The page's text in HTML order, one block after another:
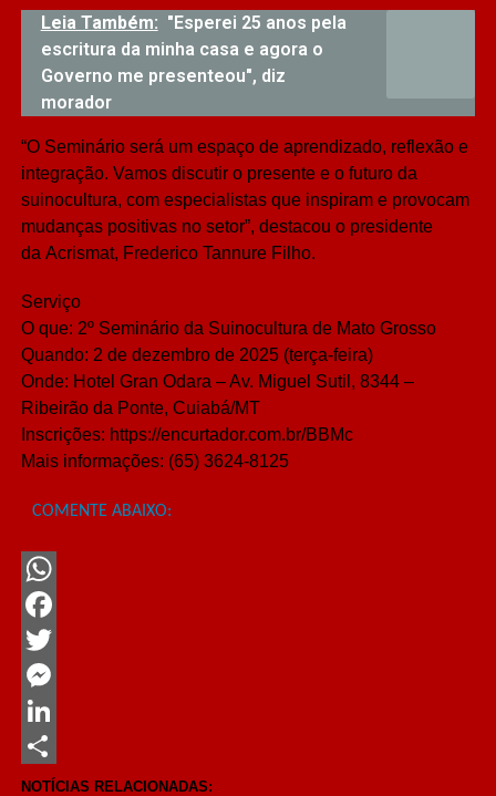
Leia Também: "Esperei 25 anos pela
escritura da minha casa e agora o
Governo me presenteou", diz
morador
“O Seminário será um espaço de aprendizado, reflexão e
integração. Vamos discutir o presente e o futuro da
suinocultura, com especialistas que inspiram e provocam
mudanças positivas no setor”, destacou o presidente
da Acrismat, Frederico Tannure Filho.
Serviço
O que: 2º Seminário da Suinocultura de Mato Grosso
Quando: 2 de dezembro de 2025 (terça-feira)
Onde: Hotel Gran Odara – Av. Miguel Sutil, 8344 –
Ribeirão da Ponte, Cuiabá/MT
Inscrições: https://encurtador.com.br/BBMc
Mais informações: (65) 3624-8125
COMENTE ABAIXO:
WhatsApp
Facebook
Twitter
Messenger
LinkedIn
Share
NOTÍCIAS RELACIONADAS: